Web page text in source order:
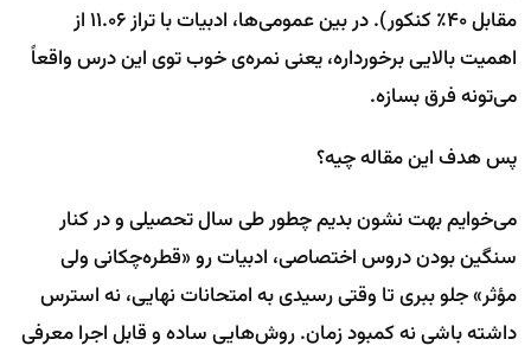
مقابل ۴۰٪ کنکور). در بین عمومی‌ها، ادبیات با تراز ۱۱.۰۶ از
اهمیت بالایی برخورداره، یعنی نمره‌ی خوب توی این درس واقعاً
می‌تونه فرق بسازه.
پس هدف این مقاله چیه؟
می‌خوایم بهت نشون بدیم چطور طی سال تحصیلی و در کنار
سنگین بودن دروس اختصاصی، ادبیات رو «قطره‌چکانی ولی
مؤثر» جلو ببری تا وقتی رسیدی به امتحانات نهایی، نه استرس
داشته باشی نه کمبود زمان. روش‌هایی ساده و قابل اجرا معرفی